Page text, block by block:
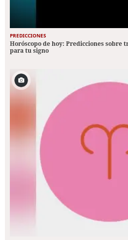
PREDICCIONES
Horóscopo de hoy: Predicciones sobre
para tu signo